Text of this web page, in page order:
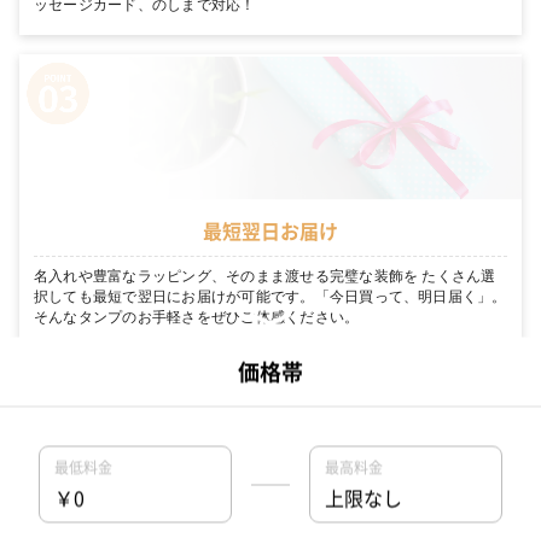
ッセージカード、のしまで対応！
最短翌日お届け
名入れや豊富なラッピング、そのまま渡せる完璧な装飾を たくさん選
択しても最短で翌日にお届けが可能です。「今日買って、明日届く」。
そんなタンプのお手軽さをぜひご体感ください。